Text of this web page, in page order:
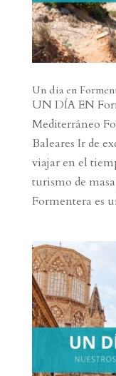
Un dia en
UN DÍA EN
Mediterráneo
Baleares Ir de
viajar en el
turismo de
Formentera es